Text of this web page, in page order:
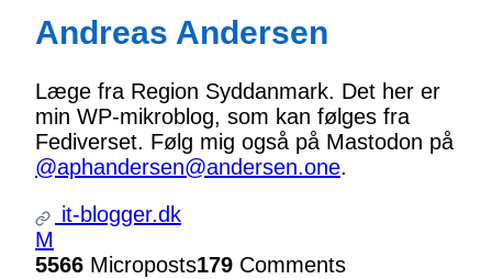
Andreas Andersen
Læge fra Region Syddanmark. Det her er
min WP-mikroblog, som kan følges fra
Fediverset. Følg mig også på Mastodon på
@aphandersen@andersen.one.
it-blogger.dk
M
5566 Microposts179 Comments